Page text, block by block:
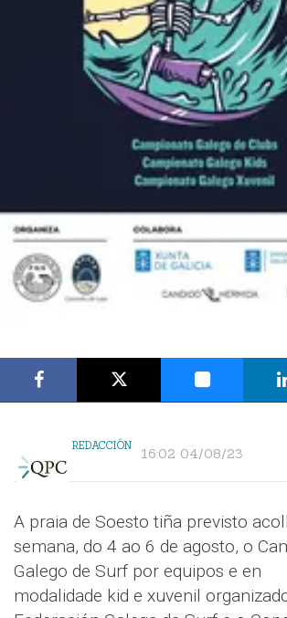
REDACCIÓN 16:02 04/08/23
A praia de Soesto tiña previsto
semana, do 4 ao 6 de agosto, o
Galego de Surf por equipos e en
modalidade kid e xuvenil